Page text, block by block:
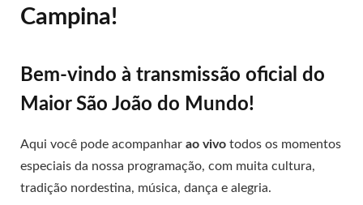
Campina!
Bem-vindo à transmissão oficial do
Maior São João do Mundo!
Aqui você pode acompanhar ao vivo todos os momentos
especiais da nossa programação, com muita cultura,
tradição nordestina, música, dança e alegria.